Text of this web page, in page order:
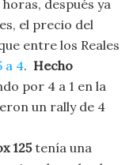
después ya
el precio del
entre los Reales
a 4. Hecho
por 4 a 1 en la
un rally de 4
125tenía una